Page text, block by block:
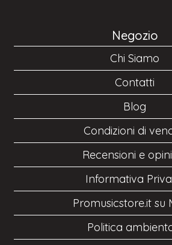
Negozio
Chi Siamo
Contatti
Blog
Condizioni di
Recensioni e
Informativa
Promusicstore.it su
Politica